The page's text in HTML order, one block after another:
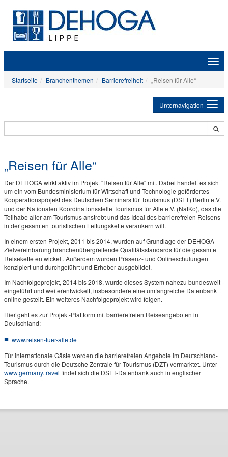
Startseite
Branchenthemen Barrierefreiheit „Reisen für Alle“
Unternavigation
„Reisen für Alle“
Der DEHOGA wirkt aktiv im Projekt "Reisen für Alle" mit. Dabei handelt es sich
um ein vom Bundesministerium für Wirtschaft und Technologie gefördertes
Kooperationsprojekt des Deutschen Seminars für Tourismus (DSFT) Berlin e.V.
und der Nationalen Koordinationsstelle Tourismus für Alle e.V. (NatKo), das die
Teilhabe aller am Tourismus anstrebt und das Ideal des barrierefreien Reisens
in der gesamten touristischen Leitungskette verankern will.
In einem ersten Projekt, 2011 bis 2014, wurden auf Grundlage der DEHOGA-
Zielvereinbarung branchenübergreifende Qualitätsstandards für die gesamte
Reisekette entwickelt. Außerdem wurden Präsenz- und Onlineschulungen
konzipiert und durchgeführt und Erheber ausgebildet.
Im Nachfolgeprojekt, 2014 bis 2018, wurde dieses System nahezu bundesweit
eingeführt und weiterentwickelt, insbesondere eine umfangreiche Datenbank
online gestellt. Ein weiteres Nachfolgeprojekt wird folgen.
Hier geht es zur Projekt-Plattform mit barrierefreien Reiseangeboten in
Deutschland:
www.reisen-fuer-alle.de
Für internationale Gäste werden die barrierefreien Angebote im Deutschland-
Tourismus durch die Deutsche Zentrale für Tourismus (DZT) vermarktet. Unter
www.germany.travel findet sich die DSFT-Datenbank auch in englischer
Sprache.